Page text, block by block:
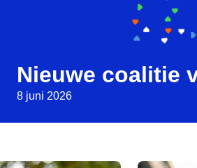
Nieuwe coalitie
8 juni 2026